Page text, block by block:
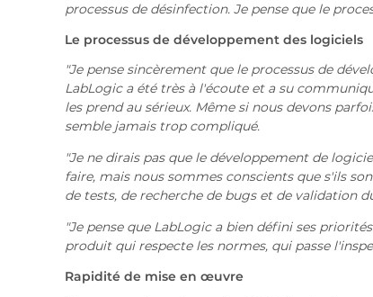
processus de désinfection. Je pense que le
Le processus de développement des logiciels
"Je pense sincèrement que le processus de
LabLogic a été très à l'écoute et a su
les prend au sérieux. Même si nous devons
semble jamais trop compliqué.
"Je ne dirais pas que le développement de
faire, mais nous sommes conscients que s'ils
de tests, de recherche de bugs et de validation
"Je pense que LabLogic a bien défini ses
produit qui respecte les normes, qui passe
Rapidité de mise en œuvre